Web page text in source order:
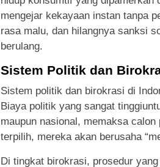
mengejar kekayaan instan tanpa
rasa malu, dan hilangnya sanksi
berulang.
Sistem Politik dan
Sistem politik dan birokrasi di
Biaya politik yang sangat
maupun nasional, memaksa
terpilih, mereka akan berusaha
Di tingkat birokrasi, prosedur